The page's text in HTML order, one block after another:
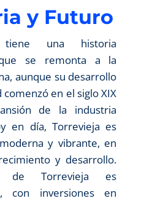
y Futuro
tiene una historia
se remonta a la
aunque su desarrollo
comenzó en el siglo XIX
de la industria
en día, Torrevieja es
y vibrante, en
y desarrollo.
de Torrevieja es
con inversiones en